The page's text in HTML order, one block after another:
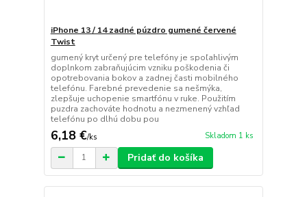
iPhone 13 / 14 zadné púzdro gumené červené
Twist
gumený kryt určený pre telefóny je spoľahlivým
doplnkom zabraňujúcim vzniku poškodenia či
opotrebovania bokov a zadnej časti mobilného
telefónu. Farebné prevedenie sa nešmýka,
zlepšuje uchopenie smartfónu v ruke. Použitím
puzdra zachováte hodnotu a nezmenený vzhľad
telefónu po dlhú dobu pou
6,18 €/ks Skladom 1 ks
Pridať do košíka